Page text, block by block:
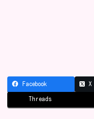
Facebook X
Threads